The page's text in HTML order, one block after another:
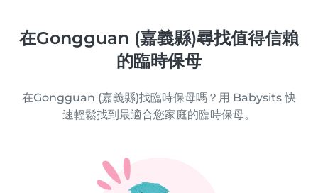
在Gongguan (嘉義縣)尋找值得信賴
的臨時保母
在Gongguan (嘉義縣)找臨時保母嗎？用 Babysits 快
速輕鬆找到最適合您家庭的臨時保母。